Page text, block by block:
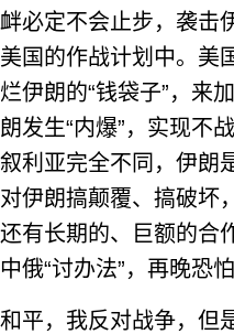
必定不会止步，袭
国的作战计划中。美
伊朗的“钱袋子”，来
发生“内爆”，实现不
利亚完全不同，伊朗
伊朗搞颠覆、搞破坏
有长期的、巨额的合
俄“讨办法”，再晚恐
，我反对战争，但